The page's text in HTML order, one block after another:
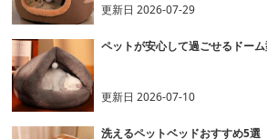
更新日2026-07-29
ペットが安心して過ごせるドー
更新日2026-07-10
洗えるペットベッドおすすめ5選